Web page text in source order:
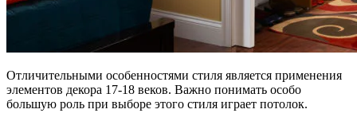
Отличительными особенностями стиля является применения
элементов декора 17-18 веков. Важно понимать особо
большую роль при выборе этого стиля играет потолок.